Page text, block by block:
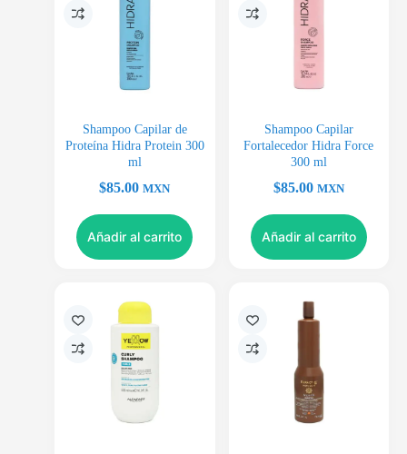
Shampoo Capilar de
Proteína Hidra Protein 300
ml
$85.00 MXN
Añadir al carrito
Shampoo Capilar
Fortalecedor Hidra Force
300 ml
$85.00 MXN
Añadir al carrito